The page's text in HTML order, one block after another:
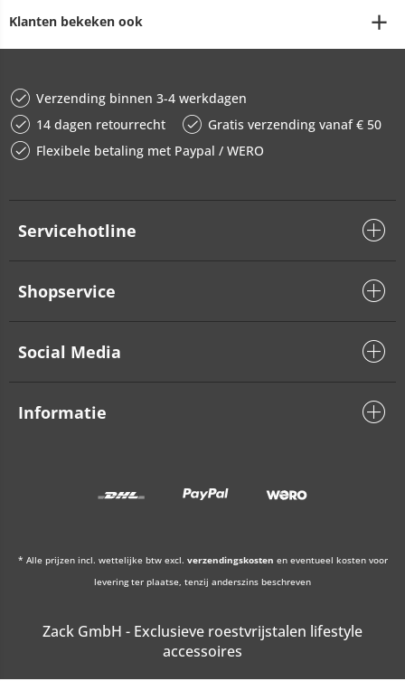
Klanten bekeken ook
Verzending binnen 3-4 werkdagen
14 dagen retourrecht
Gratis verzending vanaf € 50
Flexibele betaling met Paypal / WERO
Servicehotline
Shopservice
Social Media
Informatie
* Alle prijzen incl. wettelijke btw excl. verzendingskosten en eventueel kosten voor
levering ter plaatse, tenzij anderszins beschreven
Zack GmbH - Exclusieve roestvrijstalen lifestyle
accessoires